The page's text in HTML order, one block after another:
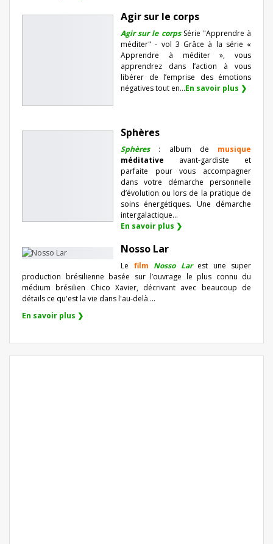
Agir sur le corps
Agir sur le corpsSérie "Apprendre à
méditer" - vol 3 Grâce à la série «
Apprendre à méditer », vous
apprendrez dans l’action à vous
libérer de l’emprise des émotions
négatives tout en...En savoir plus ❯
Sphères
Sphères: album de musique
méditative avant-gardiste et
parfaite pour vous accompagner
dans votre démarche personnelle
d’évolution ou lors de la pratique de
soins énergétiques. Une démarche
intergalactique...
En savoir plus ❯
Nosso Lar
Le film Nosso Lar est une super
production brésilienne basée sur l’ouvrage le plus connu du
médium brésilien Chico Xavier, décrivant avec beaucoup de
détails ce qu'est la vie dans l'au-delà ...
En savoir plus ❯